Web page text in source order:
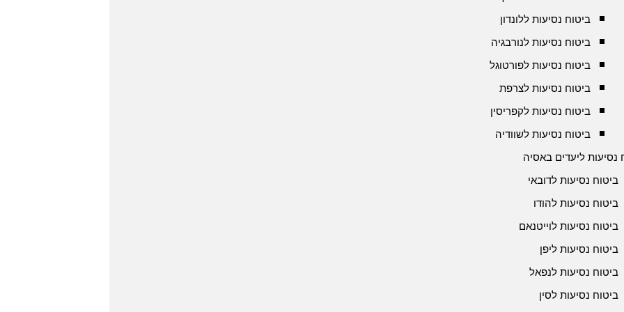
ביטוח נסיעות ללונדון
ביטוח נסיעות לנורבגיה
ביטוח נסיעות לפורטוגל
ביטוח נסיעות לצרפת
ביטוח נסיעות לקפריסין
ביטוח נסיעות לשוודיה
נסיעות ליעדים באסיה
ביטוח נסיעות לדובאי
ביטוח נסיעות להודו
ביטוח נסיעות לוייטנאם
ביטוח נסיעות ליפן
ביטוח נסיעות לנפאל
ביטוח נסיעות לסין